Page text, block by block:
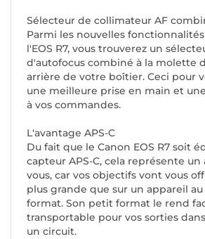
Sélecteur de collimateur AF
Parmi les nouvelles
l'EOS R7, vous trouverez un
d'autofocus combiné à la molette
arrière de votre boîtier. Ceci pour
une meilleure prise en main et
à vos commandes.
L'avantage APS-C
Du fait que le Canon EOS R7 soit
capteur APS-C, cela représente
vous, car vos objectifs vont vous
plus grande que sur un appareil
format. Son petit format le rend
transportable pour vos sorties
un circuit.